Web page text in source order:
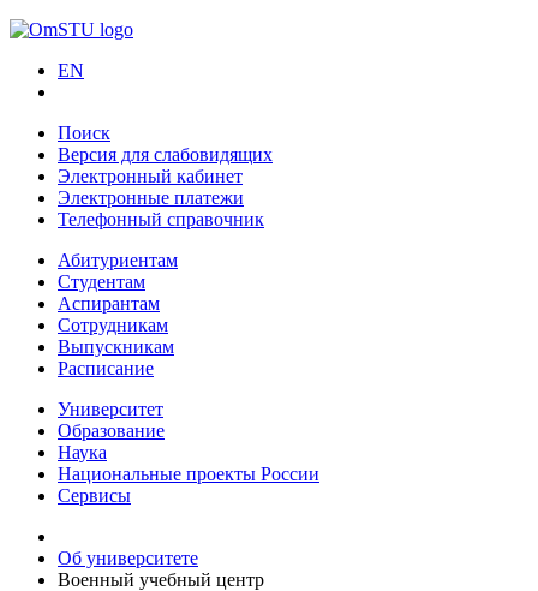
EN
Поиск
Версия для слабовидящих
Электронный кабинет
Электронные платежи
Телефонный справочник
Абитуриентам
Студентам
Аспирантам
Сотрудникам
Выпускникам
Расписание
Университет
Образование
Наука
Национальные проекты России
Сервисы
Об университете
Военный учебный центр